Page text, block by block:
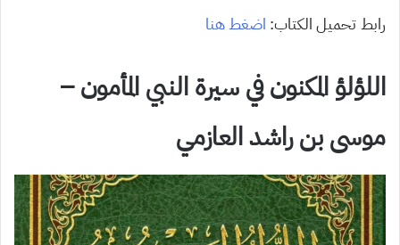
رابط تحميل الكتاب: اضغط هنا
اللؤلؤ المكنون في سيرة النبي المأمون –
موسى بن راشد العازمي